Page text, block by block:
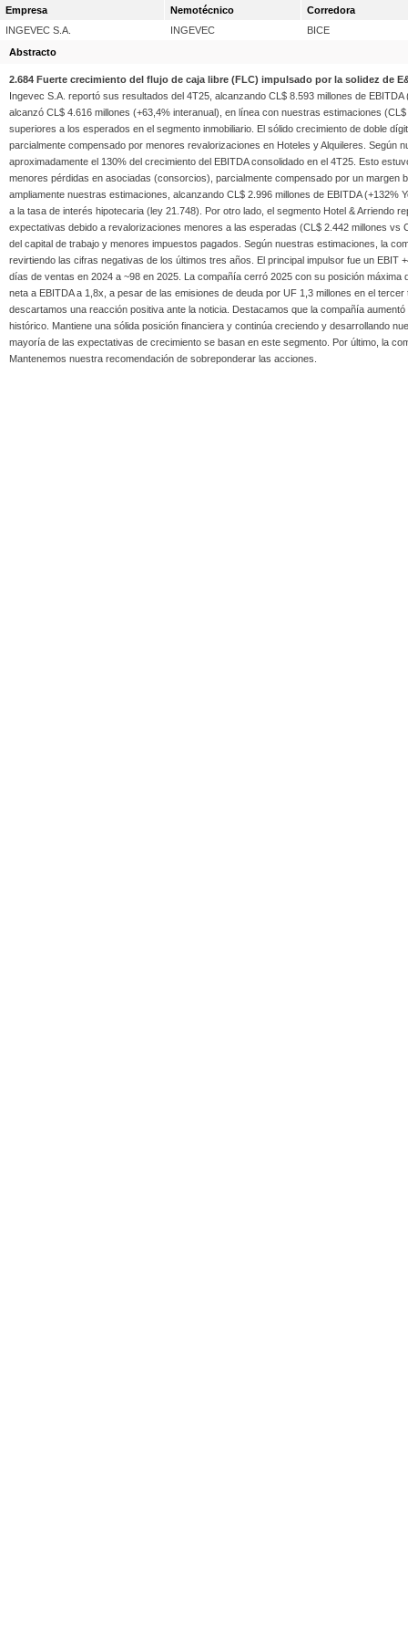
Empresa Nemotécnico
Corredora
INGEVEC S.A.
INGEVEC
BICE
Abstracto
2.684 Fuerte crecimiento del flujo de caja libre (FLC) impulsado por la solidez de
Ingevec S.A. reportó sus resultados del 4T25, alcanzando CL$ 8.593 millones de
alcanzó CL$ 4.616 millones (+63,4% interanual), en línea con nuestras estimaciones
superiores a los esperados en el segmento inmobiliario. El sólido crecimiento de doble
parcialmente compensado por menores revalorizaciones en Hoteles y Alquileres.
aproximadamente el 130% del crecimiento del EBITDA consolidado en el 4T25. Esto
menores pérdidas en asociadas (consorcios), parcialmente compensado por un
ampliamente nuestras estimaciones, alcanzando CL$ 2.996 millones de EBITDA
a la tasa de interés hipotecaria (ley 21.748). Por otro lado, el segmento Hotel & Arriendo
expectativas debido a revalorizaciones menores a las esperadas (CL$ 2.442 millones vs
del capital de trabajo y menores impuestos pagados. Según nuestras estimaciones, la
revirtiendo las cifras negativas de los últimos tres años. El principal impulsor fue un
días de ventas en 2024 a ~98 en 2025. La compañía cerró 2025 con su posición
neta a EBITDA a 1,8x, a pesar de las emisiones de deuda por UF 1,3 millones en el
descartamos una reacción positiva ante la noticia. Destacamos que la compañía
histórico. Mantiene una sólida posición financiera y continúa creciendo y desarrollando
mayoría de las expectativas de crecimiento se basan en este segmento. Por último, la
Mantenemos nuestra recomendación de sobreponderar las acciones.